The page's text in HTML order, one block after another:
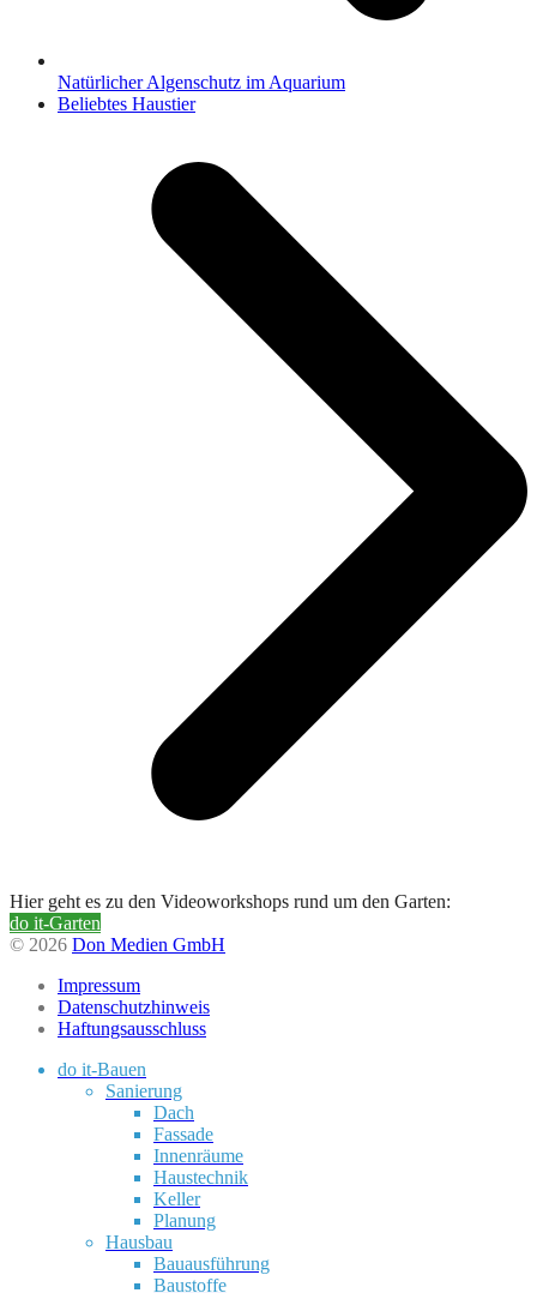
Natürlicher Algenschutz im Aquarium
Nächster
Beliebtes Haustier
Hier geht es zu den Videoworkshops rund um den Garten:
do it-Garten
© 2026 Don Medien GmbH
Impressum
Datenschutzhinweis
Haftungsausschluss
do it-Bauen
Sanierung
Dach
Fassade
Innenräume
Haustechnik
Keller
Planung
Hausbau
Bauausführung
Baustoffe